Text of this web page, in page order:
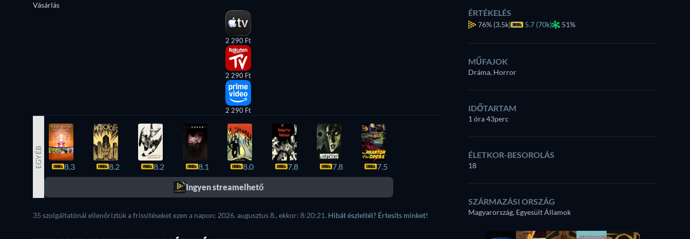
Vásárlás
2 290 Ft
2 290 Ft
2 290 Ft
EGYÉB 8.3 8.2 8.2 8.1 8.0 7.8 7.8 7.5
Ingyen streamelhető
35 szolgáltatónál ellenőriztük a frissítéseket ezen a napon: 2026. augusztus 8., ekkor: 8:20:21. Hibát észleltél? Értesíts minket!
ÉRTÉKELÉS
76% (3.5k) 5.7 (70k) 51%
MŰFAJOK
Dráma, Horror
IDŐTARTAM
1 óra 43perc
ÉLETKOR-BESOROLÁS
18
SZÁRMAZÁSI ORSZÁG
Magyarország, Egyesült Államok